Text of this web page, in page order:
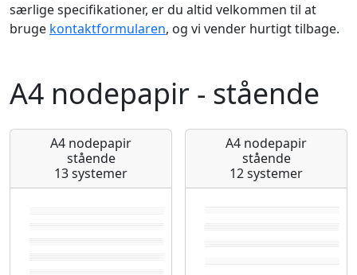
særlige specifikationer, er du altid velkommen til at
bruge kontaktformularen, og vi vender hurtigt tilbage.
A4 nodepapir - stående
A4 nodepapir
stående
13 systemer
A4 nodepapir
stående
12 systemer